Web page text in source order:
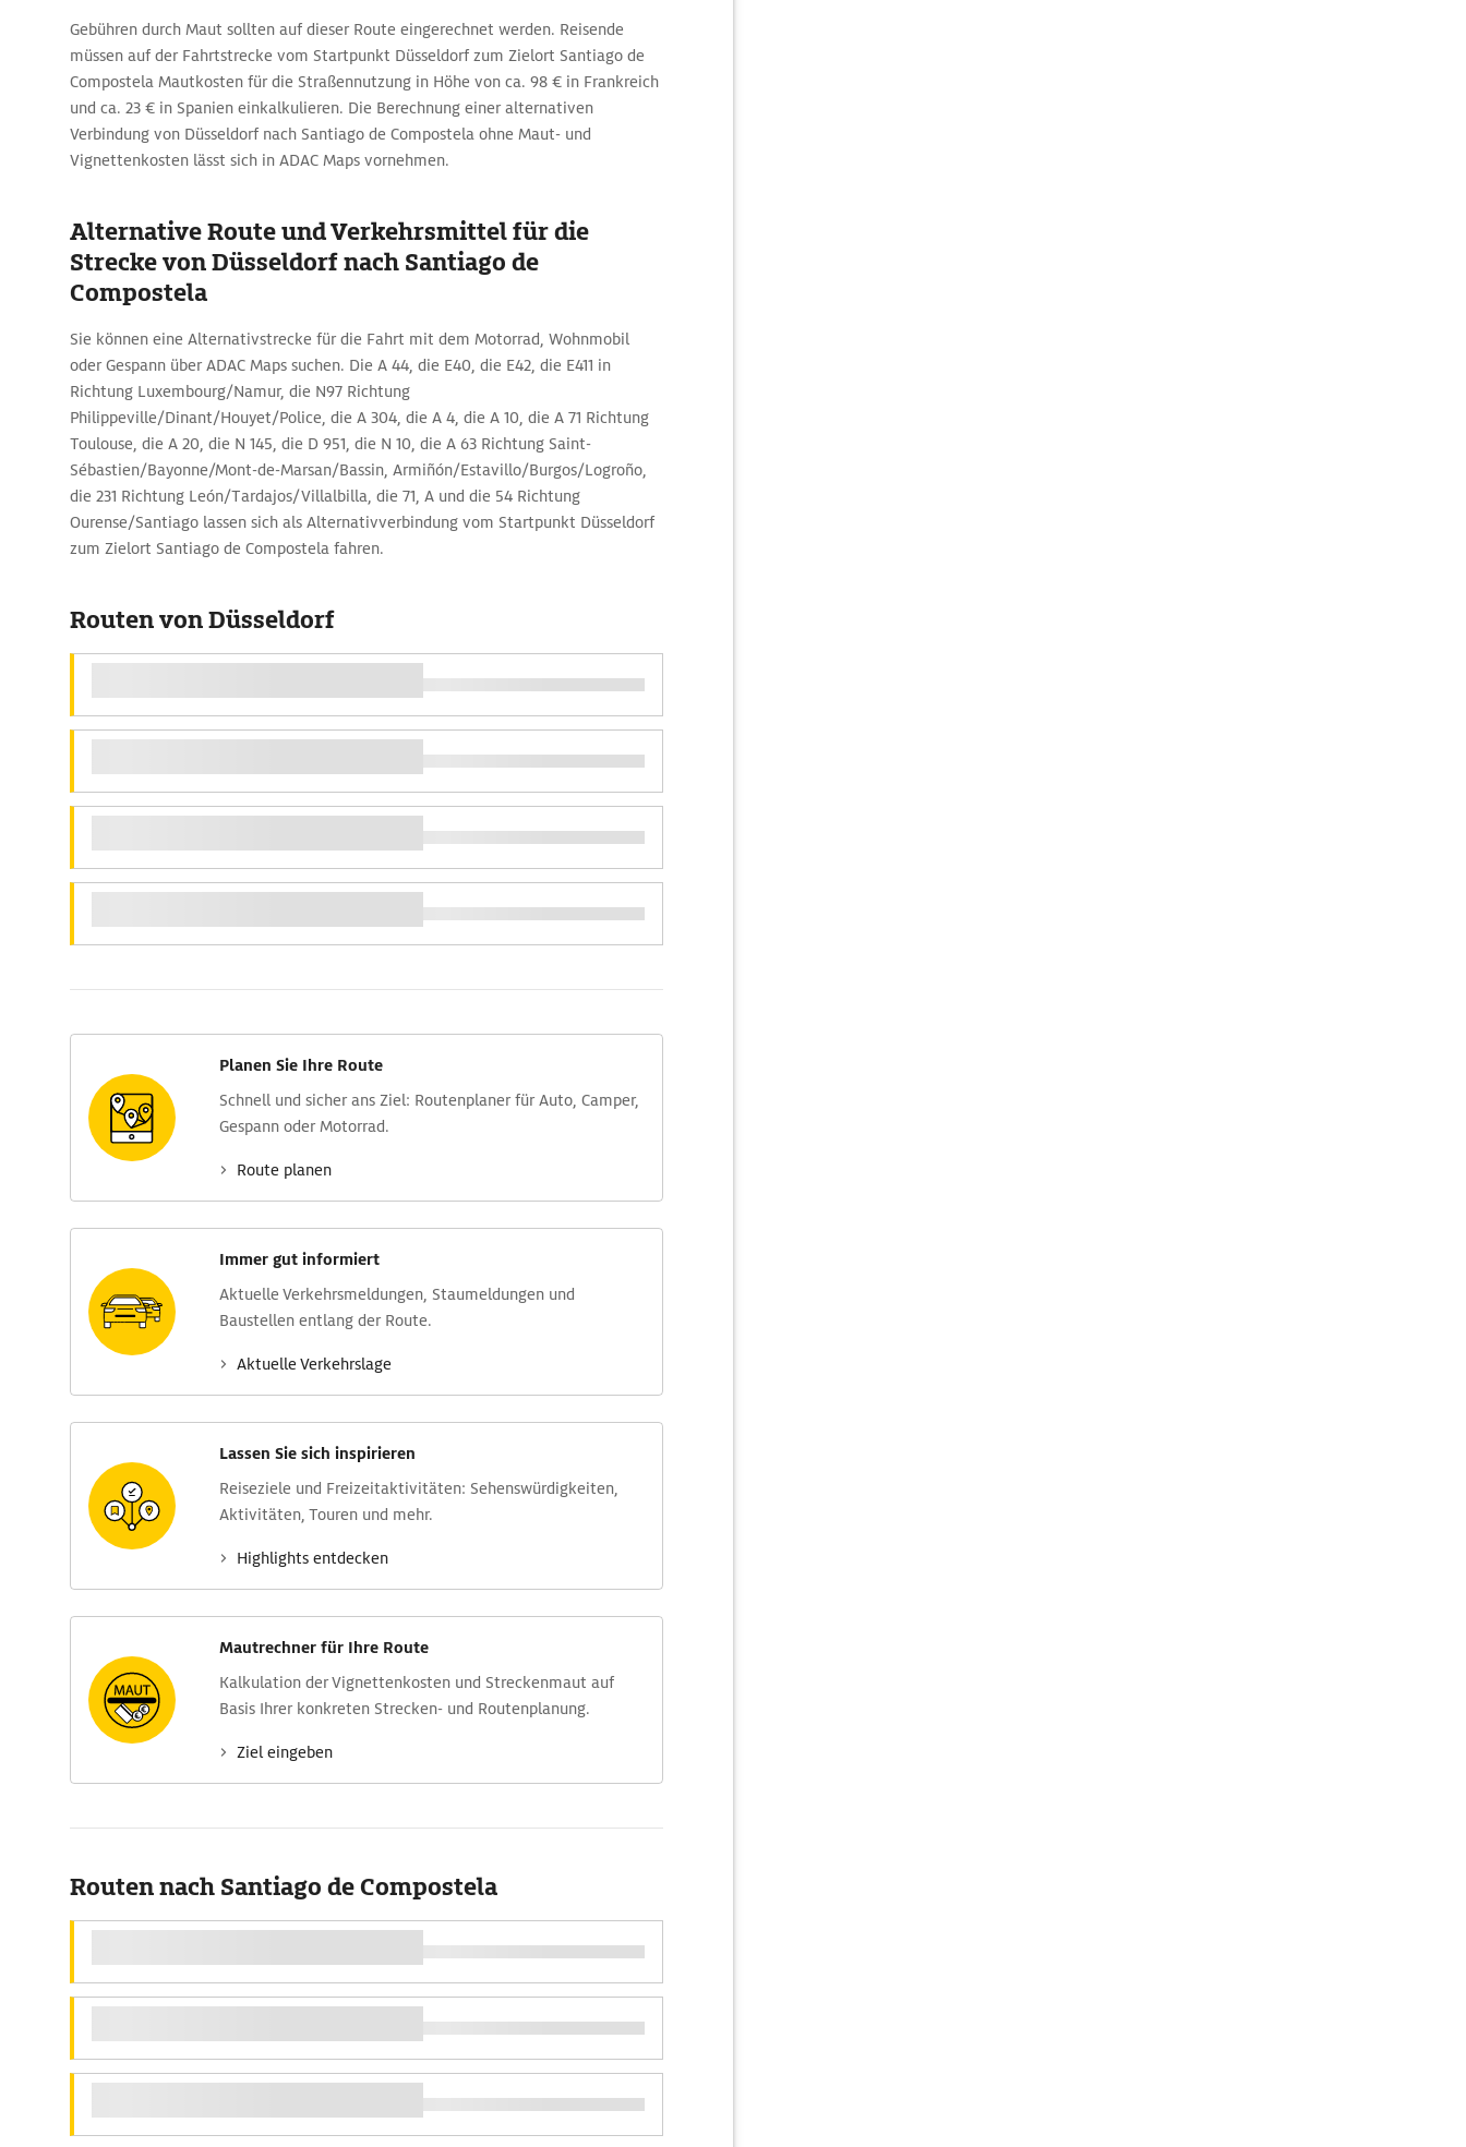
Gebühren durch Maut sollten auf dieser Route eingerechnet werden. Reisende
müssen auf der Fahrtstrecke vom Startpunkt Düsseldorf zum Zielort Santiago de
Compostela Mautkosten für die Straßennutzung in Höhe von ca. 98 € in Frankreich
und ca. 23 € in Spanien einkalkulieren. Die Berechnung einer alternativen
Verbindung von Düsseldorf nach Santiago de Compostela ohne Maut- und
Vignettenkosten lässt sich in ADAC Maps vornehmen.
Alternative Route und Verkehrsmittel für die
Strecke von Düsseldorf nach Santiago de
Compostela
Sie können eine Alternativstrecke für die Fahrt mit dem Motorrad, Wohnmobil
oder Gespann über ADAC Maps suchen. Die A 44, die E40, die E42, die E411 in
Richtung Luxembourg/Namur, die N97 Richtung
Philippeville/Dinant/Houyet/Police, die A 304, die A 4, die A 10, die A 71 Richtung
Toulouse, die A 20, die N 145, die D 951, die N 10, die A 63 Richtung Saint-
Sébastien/Bayonne/Mont-de-Marsan/Bassin, Armiñón/Estavillo/Burgos/Logroño,
die 231 Richtung León/Tardajos/Villalbilla, die 71, A und die 54 Richtung
Ourense/Santiago lassen sich als Alternativverbindung vom Startpunkt Düsseldorf
zum Zielort Santiago de Compostela fahren.
Routen von Düsseldorf
Planen Sie Ihre Route
Schnell und sicher ans Ziel: Routen­planer für Auto, Camper,
Gespann oder Motorrad.
Route planen
Immer gut informiert
Aktuelle Verkehrs­meldungen, Stau­meldungen und
Baustellen entlang der Route.
Aktuelle Verkehrs­lage
Lassen Sie sich inspirieren
Reise­ziele und Freizeit­aktivitäten: Sehens­würdig­keiten,
Aktivitäten, Touren und mehr.
Highlights entdecken
Mautrechner für Ihre Route
Kalkulation der Vignettenkosten und Streckenmaut auf
Basis Ihrer konkreten Strecken- und Routenplanung.
Ziel eingeben
Routen nach Santiago de Compostela